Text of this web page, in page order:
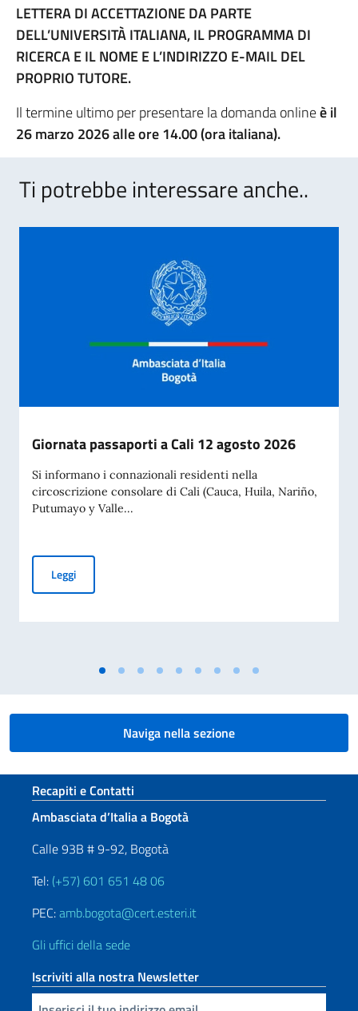
LETTERA DI ACCETTAZIONE DA PARTE
DELL’UNIVERSITÀ ITALIANA, IL PROGRAMMA DI
RICERCA E IL NOME E L’INDIRIZZO E-MAIL DEL
PROPRIO TUTORE.
Il termine ultimo per presentare la domanda onlineè il
26 marzo 2026 alle ore 14.00 (ora italiana).
Ti potrebbe interessare anche..
Giornata passaporti a Cali 12 agosto 2026
Si informano i connazionali residenti nella
circoscrizione consolare di Cali (Cauca, Huila, Nariño,
Putumayo y Valle...
LeggiGiornata passaporti a Cali 12 agosto 2026
Naviga nella sezione
Sezione footer
Recapiti e Contatti
Ambasciata d’Italia a Bogotà
Calle 93B # 9-92, Bogotà
Tel: (+57) 601 651 48 06
PEC:amb.bogota@cert.esteri.it
Gli uffici della sede
Iscriviti alla nostra Newsletter